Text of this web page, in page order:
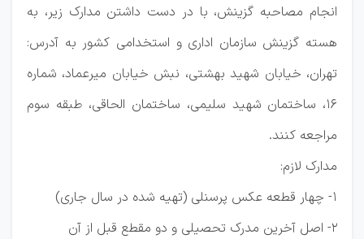
انجام مصاحبه گزینش، با در دست داشتن مدارک زیر، به
هسته گزینش سازمان اداری و استخدامی کشور به آدرس:
تهران، خیابان شهید بهشتی، نبش خیابان میرعماد، شماره
16، ساختمان شهید سلیمی، ساختمان الحاقی، طبقه سوم
مراجعه کنند.
مدارک لازم:
1- چهار قطعه عکس پرسنلی (تهیه شده در سال جاری)
2- اصل آخرین مدرک تحصیلی و دو مقطع قبل از آن